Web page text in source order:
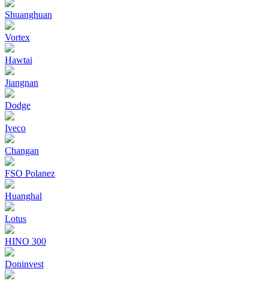
Shuanghuan
Vortex
Hawtai
Jiangnan
Dodge
Iveco
Changan
FSO Polanez
Huanghal
Lotus
HINO 300
Doninvest